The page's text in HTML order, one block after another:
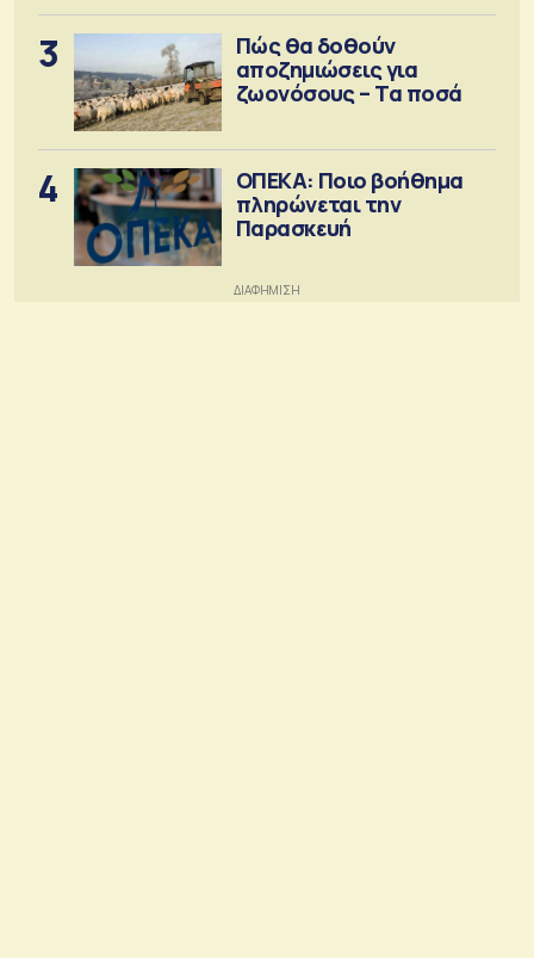
3
Πώς θα δοθούν
αποζημιώσεις για
ζωονόσους – Τα ποσά
4
ΟΠΕΚΑ: Ποιο βοήθημα
πληρώνεται την
Παρασκευή